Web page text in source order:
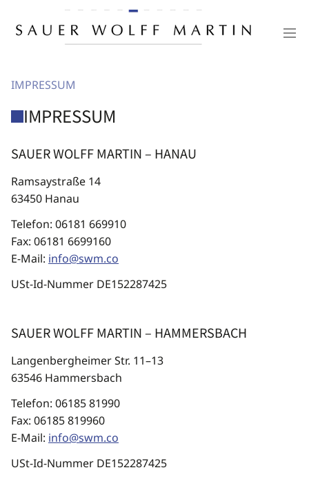
IMPRESSUM
IMPRESSUM
SAUER WOLFF MARTIN – HANAU
Ramsaystraße 14
63450 Hanau
Telefon: 06181 669910
Fax: 06181 6699160
E-Mail: info@swm.co
USt-Id-Nummer DE152287425
SAUER WOLFF MARTIN – HAMMERSBACH
Langenbergheimer Str. 11–13
63546 Hammersbach
Telefon: 06185 81990
Fax: 06185 819960
E-Mail: info@swm.co
USt-Id-Nummer DE152287425